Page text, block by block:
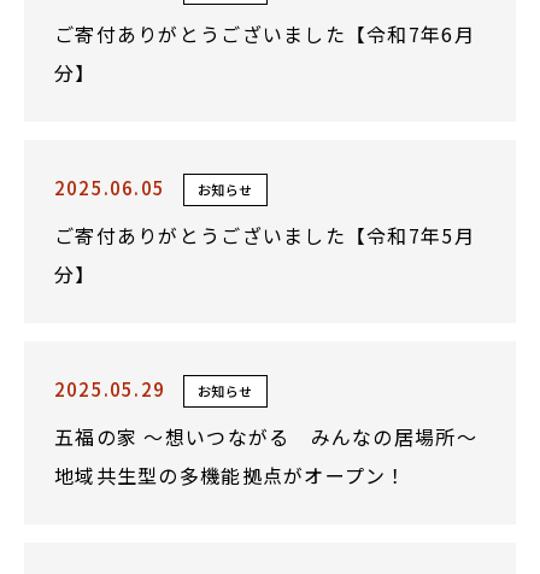
ご寄付ありがとうございました【令和7年6月
分】
2025.06.05 お知らせ
ご寄付ありがとうございました【令和7年5月
分】
2025.05.29 お知らせ
五福の家 ～想いつながる みんなの居場所～
地域共生型の多機能拠点がオープン！